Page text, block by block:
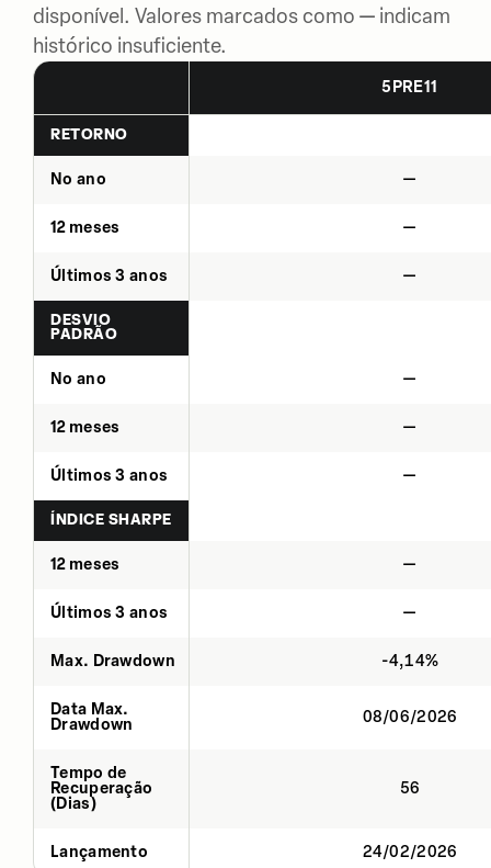
disponível. Valores marcados como — indicam
histórico insuficiente.
5PRE11
RETORNO
No ano —
12 meses —
Últimos 3 anos —
DESVIO
PADRÃO
No ano —
12 meses —
Últimos 3 anos —
ÍNDICE SHARPE
12 meses —
Últimos 3 anos —
Max. Drawdown -4,14%
Data Max.
Drawdown
08/06/2026
Tempo de
Recuperação
(Dias)
56
Lançamento 24/02/2026